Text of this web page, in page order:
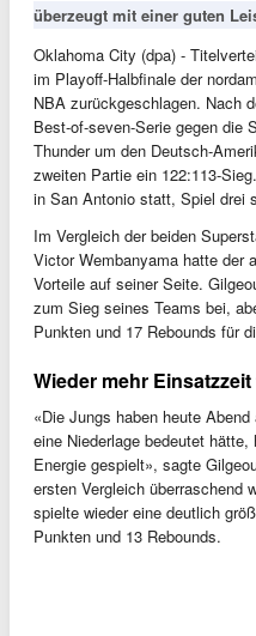
überzeugt mit einer guten
Oklahoma City (dpa) -
im Playoff-Halbfinale der
NBA zurückgeschlagen. Nach
Best-of-seven-Serie gegen die
Thunder um den Deutsch-
zweiten Partie ein 122:113-
in San Antonio statt, Spiel drei
Im Vergleich der beiden
Victor Wembanyama hatte der
Vorteile auf seiner Seite.
zum Sieg seines Teams bei,
Punkten und 17 Rebounds für
Wieder mehr
«Die Jungs haben heute
eine Niederlage bedeutet
Energie gespielt», sagte
ersten Vergleich überraschend
spielte wieder eine deutlich
Punkten und 13 Rebounds.